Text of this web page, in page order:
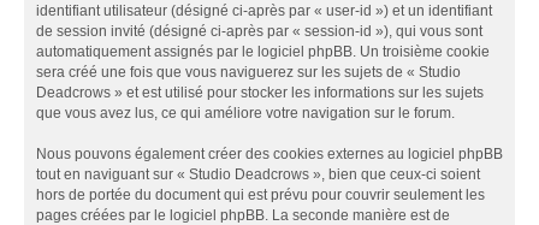
identifiant utilisateur (désigné ci-après par « user-id ») et un identifiant
de session invité (désigné ci-après par « session-id »), qui vous sont
automatiquement assignés par le logiciel phpBB. Un troisième cookie
sera créé une fois que vous naviguerez sur les sujets de « Studio
Deadcrows » et est utilisé pour stocker les informations sur les sujets
que vous avez lus, ce qui améliore votre navigation sur le forum.
Nous pouvons également créer des cookies externes au logiciel phpBB
tout en naviguant sur « Studio Deadcrows », bien que ceux-ci soient
hors de portée du document qui est prévu pour couvrir seulement les
pages créées par le logiciel phpBB. La seconde manière est de